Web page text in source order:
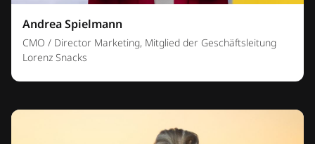
Andrea Spielmann
CMO / Director Marketing, Mitglied der Geschäftsleitung
Lorenz Snacks